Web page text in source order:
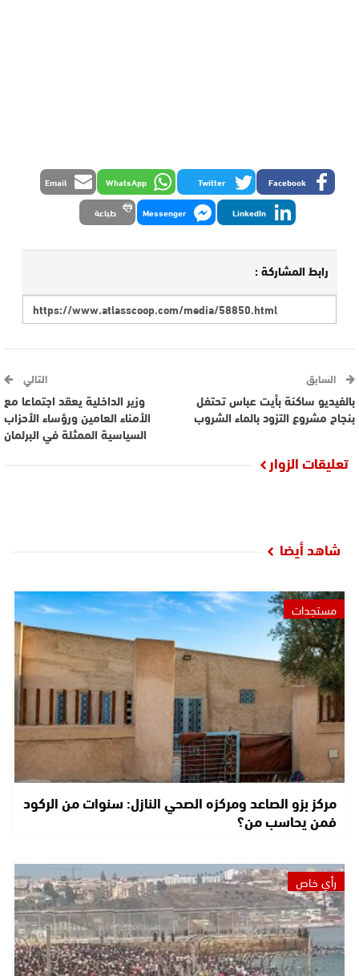
Facebook
Twitter
WhatsApp
Email
LinkedIn
Messenger طباعة
رابط المشاركة :
السابق
بالفيديو ساكنة بأيت عباس تحتفل
بنجاح مشروع التزود بالماء الشروب
التالي
وزير الداخلية يعقد اجتماعا مع
الأمناء العامين ورؤساء الأحزاب
السياسية الممثلة في البرلمان
تعليقات الزوار
شاهد أيضا
مستجدات
مركز بزو الصاعد ومركزه الصحي النازل: سنوات من الركود
فمن يحاسب من؟
رأي خاص